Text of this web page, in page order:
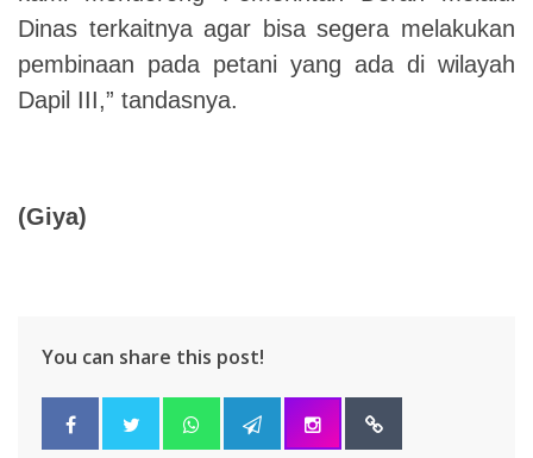
Dinas terkaitnya agar bisa segera melakukan
pembinaan pada petani yang ada di wilayah
Dapil III,” tandasnya.
(Giya)
You can share this post!